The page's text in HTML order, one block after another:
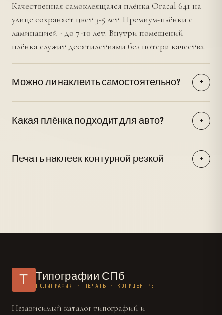
Качественная самоклеящаяся плёнка Oracal 641 на
улице сохраняет цвет 3-5 лет. Премиум-плёнки с
ламинацией - до 7-10 лет. Внутри помещений
плёнка служит десятилетиями без потери качества.
Можно ли наклеить самостоятельно? +
самостоятельно. Большие плёнки (от 1 кв.м) требуют
опыта или вызова специалиста. Типографии в СПб
обычно предлагают услугу монтажа за
Какая плёнка подходит для авто? +
специальная литая виниловая плёнка (Oracal 970
или 3M 1080). Она хорошо ложится на изгибы,
выдерживает мойку, удаляется без следов.
Печать наклеек контурной резкой +
Т Типографии СПб
ПОЛИГРАФИЯ · ПЕЧАТЬ · КОПИЦЕНТРЫ
Независимый каталог типографий и